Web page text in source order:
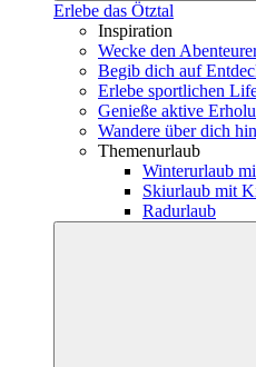
Erlebe das Ötztal
Inspiration
Wecke den
Begib dich auf
Erlebe sportlichen
Genieße aktive
Wandere über dich
Themenurlaub
Winterurlaub
Skiurlaub mit
Radurlaub